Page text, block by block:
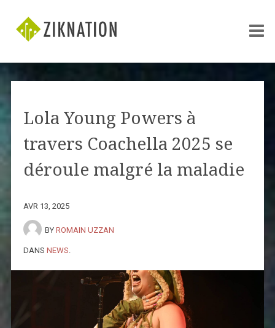
Lola Young Powers à
travers Coachella 2025 se
déroule malgré la maladie
AVR 13, 2025
BY ROMAIN UZZAN
DANS NEWS